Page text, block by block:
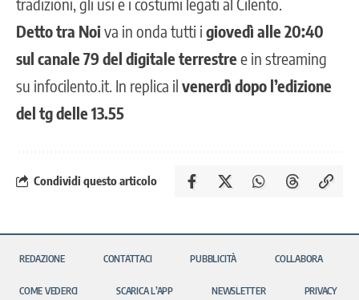
Detto tra Noiva in onda tutti i giovedì alle 20:40
sul canale 79 del digitale terrestre e in streaming
su infocilento .it. In replica il venerdì dopo l’edizione
del tg delle 13.55
Condividi questo articolo
REDAZIONE CONTATTACI PUBBLICITÀ COLLABORA
COME VEDERCI SCARICA L’APP NEWSLETTER PRIVACY